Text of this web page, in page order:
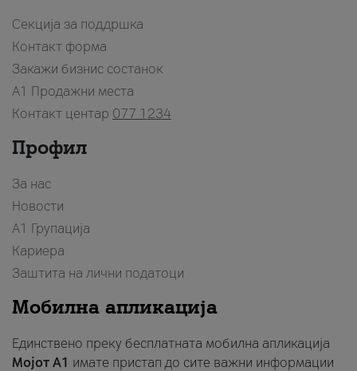
Секција за поддршка
Контакт форма
Закажи бизнис состанок
A1 Продажни места
Контакт центар 077 1234
Профил
За нас
Новости
А1 Групација
Кариера
Заштита на лични податоци
Мобилна апликација
Единствено преку бесплатната мобилна апликација
Мојот A1 имате пристап до сите важни информации